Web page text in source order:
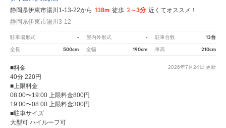
静岡県伊東市湯川1-13-22から 138m 徒歩 2～3分 近くてオススメ！
静岡県伊東市湯川3-12
駐車場形式 - 屋内外形式 - 駐車台数 13台
全長 500cm 全幅 190cm 車高 210cm
2026年7月24日 更新
■料金
40分 220円
■上限料金
08:00〜19:00 上限料金800円
19:00〜08:00 上限料金300円
■駐車サイズ
大型可 ハイルーフ可